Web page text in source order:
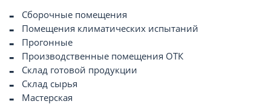
Сборочные помещения
Помещения климатических испытаний
Прогонные
Производственные помещения ОТК
Склад готовой продукции
Склад сырья
Мастерская